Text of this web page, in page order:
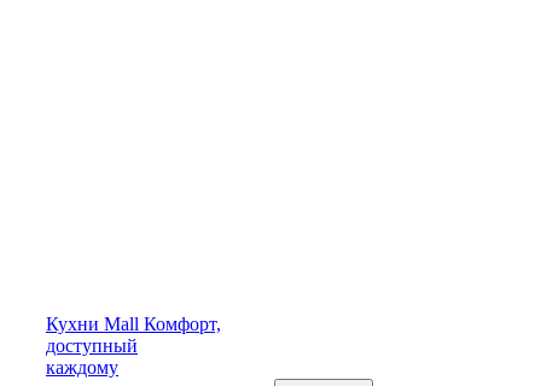
Кухни Mall Комфорт,
доступный
каждому